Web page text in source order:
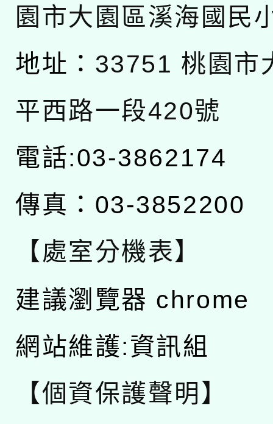
園市大園區溪海國民
地址： 33751 桃園市
平西路一段420號
電話:03-3862174
傳真：03-3852200
【處室分機表】
建議瀏覽器 chrome
網站維護:資訊組
【個資保護聲明】